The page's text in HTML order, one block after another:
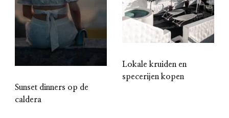
Sunset dinners op de
caldera
Lokale kruiden en
specerijen kopen